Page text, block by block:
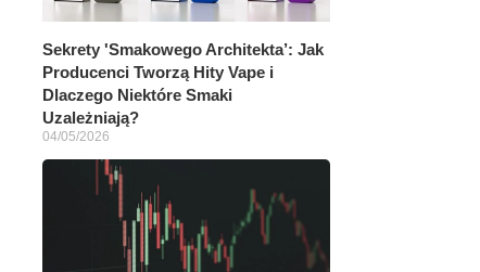
Sekrety 'Smakowego Architekta’: Jak
Producenci Tworzą Hity Vape i
Dlaczego Niektóre Smaki
Uzależniają?
04/05/2026